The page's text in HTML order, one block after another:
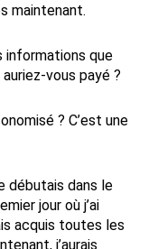
maintenant.
informations que
vous payé ?
? C’est une
débutais dans le
jour où j’ai
acquis toutes les
j’aurais